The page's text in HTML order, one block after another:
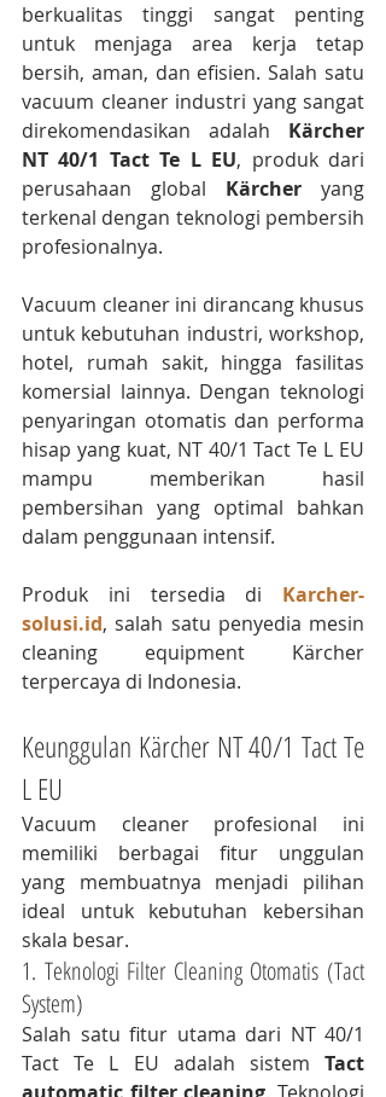
berkualitas tinggi sangat penting
untuk menjaga area kerja tetap
bersih, aman, dan efisien. Salah satu
vacuum cleaner industri yang sangat
direkomendasikan adalah Kärcher
NT 40/1 Tact Te L EU, produk dari
perusahaan global Kärcher yang
terkenal dengan teknologi pembersih
profesionalnya.
Vacuum cleaner ini dirancang khusus
untuk kebutuhan industri, workshop,
hotel, rumah sakit, hingga fasilitas
komersial lainnya. Dengan teknologi
penyaringan otomatis dan performa
hisap yang kuat, NT 40/1 Tact Te L EU
mampu memberikan hasil
pembersihan yang optimal bahkan
dalam penggunaan intensif.
Produk ini tersedia di Karcher-
solusi.id, salah satu penyedia mesin
cleaning equipment Kärcher
terpercaya di Indonesia.
Keunggulan Kärcher NT 40/1 Tact Te
L EU
Vacuum cleaner profesional ini
memiliki berbagai fitur unggulan
yang membuatnya menjadi pilihan
ideal untuk kebutuhan kebersihan
skala besar.
1. Teknologi Filter Cleaning Otomatis (Tact
System)
Salah satu fitur utama dari NT 40/1
Tact Te L EU adalah sistem Tact